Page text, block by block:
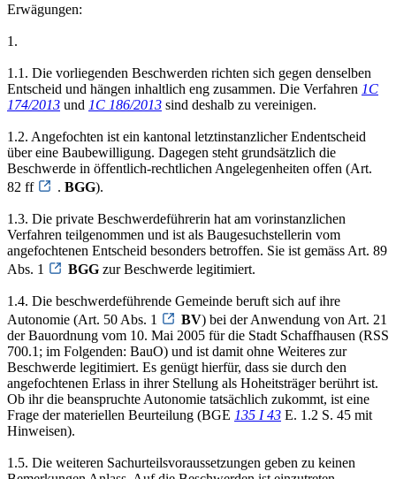
Erwägungen:
1.
1.1. Die vorliegenden Beschwerden richten sich gegen denselben
Entscheid und hängen inhaltlich eng zusammen. Die Verfahren 1C
174/2013 und 1C 186/2013 sind deshalb zu vereinigen.
1.2. Angefochten ist ein kantonal letztinstanzlicher Endentscheid
über eine Baubewilligung. Dagegen steht grundsätzlich die
Beschwerde in öffentlich-rechtlichen Angelegenheiten offen (Art.
82 ff
. BGG).
1.3. Die private Beschwerdeführerin hat am vorinstanzlichen
Verfahren teilgenommen und ist als Baugesuchstellerin vom
angefochtenen Entscheid besonders betroffen. Sie ist gemäss Art. 89
Abs. 1
BGG zur Beschwerde legitimiert.
1.4. Die beschwerdeführende Gemeinde beruft sich auf ihre
Autonomie (Art. 50 Abs. 1
BV) bei der Anwendung von Art. 21
der Bauordnung vom 10. Mai 2005 für die Stadt Schaffhausen (RSS
700.1; im Folgenden: BauO) und ist damit ohne Weiteres zur
Beschwerde legitimiert. Es genügt hierfür, dass sie durch den
angefochtenen Erlass in ihrer Stellung als Hoheitsträger berührt ist.
Ob ihr die beanspruchte Autonomie tatsächlich zukommt, ist eine
Frage der materiellen Beurteilung (BGE 135 I 43 E. 1.2 S. 45 mit
Hinweisen).
1.5. Die weiteren Sachurteilsvoraussetzungen geben zu keinen